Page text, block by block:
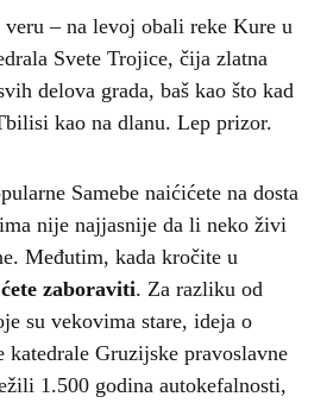
– na levoj obali reke Kure u
Svete Trojice, čija zlatna
delova grada, baš kao što kad
kao na dlanu. Lep prizor.
Samebe naićićete na dosta
nije najjasnije da li neko živi
Međutim, kada kročite u
zaboraviti. Za razliku od
su vekovima stare, ideja o
Gruzijske pravoslavne
1.500 godina autokefalnosti,